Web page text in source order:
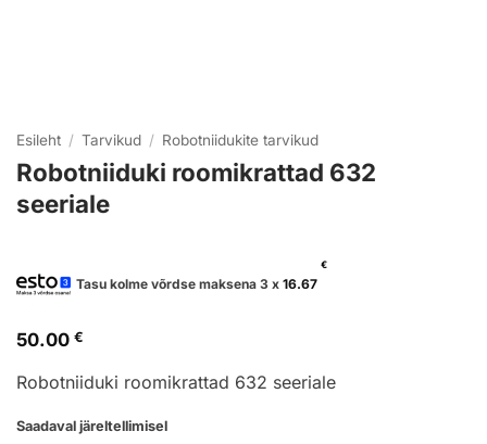
Esileht / Tarvikud / Robotniidukite tarvikud
Robotniiduki roomikrattad 632
seeriale
Tasu kolme võrdse maksena 3 x 16.67
€
50.00 €
Robotniiduki roomikrattad 632 seeriale
Saadaval järeltellimisel